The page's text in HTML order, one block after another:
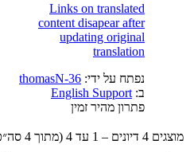
Links on translated
content disapear after
updating original
translation
נפתח על ידי: thomasN-36
ב: English Support
פתרון מהיר זמין
מוצגים 4 דיונים – 1 עד 4 (מתוך 4 סה״כ)